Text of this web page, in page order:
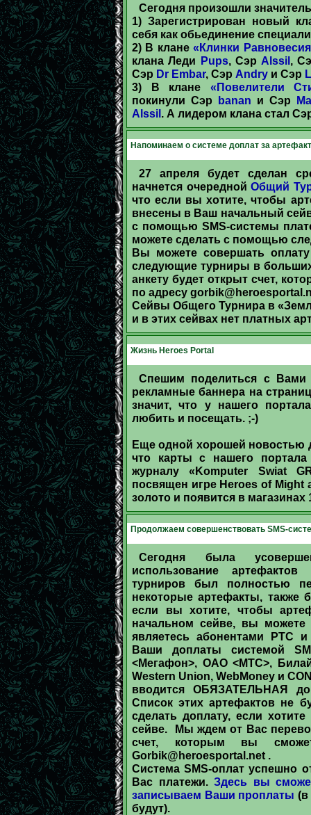
Сегодня произошли
1) Зарегистрирован новый
себя как обьединение
2) В клане«Клинки
клана Леди Pups, Сэр Alssil,
Сэр Dr Embar, Cэр Andry и Сэр
3) В клане «Повелители
покинули Сэр banan и Сэр
Alssil. А лидером клана стал
Напоминаем о системе доплат за
27 апреля будет сделан
начнется очереднойОбщий
что если вы хотите, чтобы
внесены в Ваш начальный
с помощью SMS-системы
можете сделать с помощью
Вы можете совершать
следующие турниры в
анкету будет открыт счет,
по адресу
Сейвы Общего Турнира в
и в этих сейвах нет платных
Жизнь Heroes Portal
Спешим поделиться с
рекламные баннера на
значит, что у нашего
любить и посещать. ;-)
Еще одной хорошей новостью
что карты с нашего
журналу «Komputer Swiat
посвящен игре Heroes of Might
золото и появится в магазинах
Продолжаем совершенствовать SMS-
Сегодня была
использование
турниров был полностью
некоторые артефакты,
если вы хотите, чтобы
начальном сейве, вы
являетесь абонентами РТС
Ваши доплаты системой
<Мегафон>, ОАО <МТС>,
Western Union, WebMoney и
вводится ОБЯЗАТЕЛЬНАЯ
Список этих артефактов не
сделать доплату, если
сейве. Мы ждем от Вас
счет, которым вы
Gorbik@heroesportal.net .
Система SMS-оплат успешно
Вас платежи. Здесь вы
записываем Ваши проплаты (в
будут).